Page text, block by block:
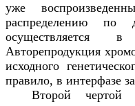
уже
распределению по
осуществляется
Авторепродукция
исходного
правило, в интерфазе
Второй чертой